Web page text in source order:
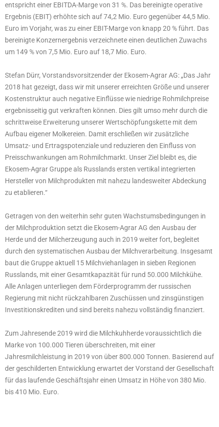
entspricht einer EBITDA-Marge von 31 %. Das bereinigte operative
Ergebnis (EBIT) erhöhte sich auf 74,2 Mio. Euro gegenüber 44,5 Mio.
Euro im Vorjahr, was zu einer EBIT-Marge von knapp 20 % führt. Das
bereinigte Konzernergebnis verzeichnete einen deutlichen Zuwachs
um 149 % von 7,5 Mio. Euro auf 18,7 Mio. Euro.
Stefan Dürr, Vorstandsvorsitzender der Ekosem-Agrar AG: „Das Jahr
2018 hat gezeigt, dass wir mit unserer erreichten Größe und unserer
Kostenstruktur auch negative Einflüsse wie niedrige Rohmilchpreise
ergebnisseitig gut verkraften können. Dies gilt umso mehr durch die
schrittweise Erweiterung unserer Wertschöpfungskette mit dem
Aufbau eigener Molkereien. Damit erschließen wir zusätzliche
Umsatz- und Ertragspotenziale und reduzieren den Einfluss von
Preisschwankungen am Rohmilchmarkt. Unser Ziel bleibt es, die
Ekosem-Agrar Gruppe als Russlands ersten vertikal integrierten
Hersteller von Milchprodukten mit nahezu landesweiter Abdeckung
zu etablieren.“
Getragen von den weiterhin sehr guten Wachstumsbedingungen in
der Milchproduktion setzt die Ekosem-Agrar AG den Ausbau der
Herde und der Milcherzeugung auch in 2019 weiter fort, begleitet
durch den systematischen Ausbau der Milchverarbeitung. Insgesamt
baut die Gruppe aktuell 15 Milchviehanlagen in sieben Regionen
Russlands, mit einer Gesamtkapazität für rund 50.000 Milchkühe.
Alle Anlagen unterliegen dem Förderprogramm der russischen
Regierung mit nicht rückzahlbaren Zuschüssen und zinsgünstigen
Investitionskrediten und sind bereits nahezu vollständig finanziert.
Zum Jahresende 2019 wird die Milchkuhherde voraussichtlich die
Marke von 100.000 Tieren überschreiten, mit einer
Jahresmilchleistung in 2019 von über 800.000 Tonnen. Basierend auf
der geschilderten Entwicklung erwartet der Vorstand der Gesellschaft
für das laufende Geschäftsjahr einen Umsatz in Höhe von 380 Mio.
bis 410 Mio. Euro.